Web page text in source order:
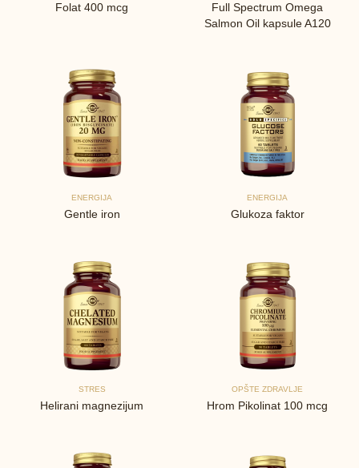
Folat 400 mcg
Full Spectrum Omega
Salmon Oil kapsule A120
ENERGIJA
Gentle iron
ENERGIJA
Glukoza faktor
STRES
Helirani magnezijum
OPŠTE ZDRAVLJE
Hrom Pikolinat 100 mcg